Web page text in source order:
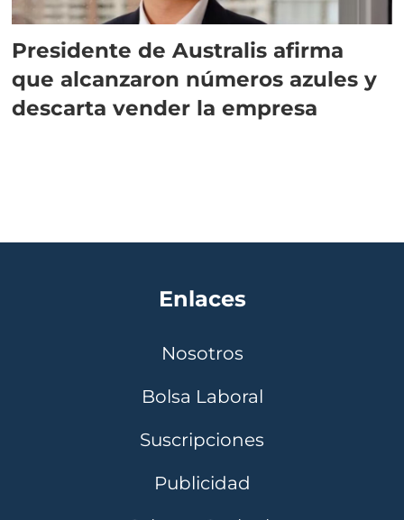
Presidente de Australis afirma
que alcanzaron números azules y
descarta vender la empresa
Enlaces
Nosotros
Bolsa Laboral
Suscripciones
Publicidad